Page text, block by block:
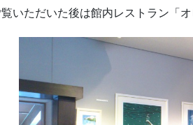
いただいた後は館内レストラン「